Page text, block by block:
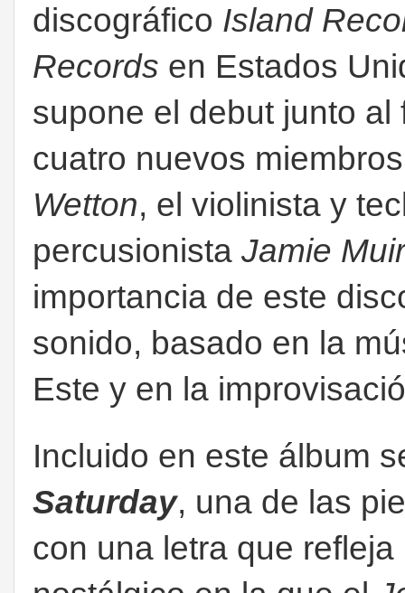
discográfico Island
Records en Estados
supone el debut junto
cuatro nuevos
Wetton, el violinista y
percusionista Jamie Muir
importancia de este
sonido, basado en la
Este y en la
Incluido en este álbum
Saturday, una de las
con una letra que